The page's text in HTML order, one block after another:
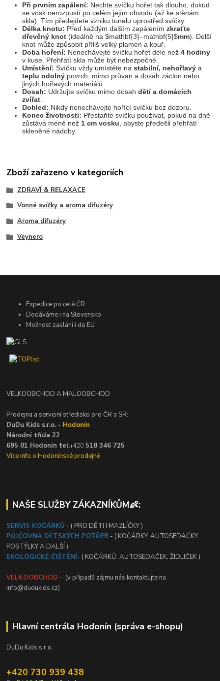
Při prvním zapálení: Nechte svíčku hořet tak dlouho, dokud
se vosk nerozpustí po celém jejím obvodu (až ke stěnám
skla). Tím předejdete vzniku tunelu uprostřed svíčky.
Délka knotu: Před každým dalším zapálenímzkraťte
dřevěný knot (ideálně na$mathbf{3}–mathbf{5}$mm). Delší
knot může způsobit příliš velký plamen a kouř.
Doba hoření: Nenechávejte svíčku hořet déle než4 hodiny
v kuse. Přehřátí skla může být nebezpečné.
Umístění: Svíčku vždy umístěte nastabilní, nehořlavý a
teplu odolný povrch, mimo průvan a dosah záclon nebo
jiných hořlavých materiálů.
Dosah: Udržujte svíčku mimo dosahdětí a domácích
zvířat
Dohled: Nikdy nenechávejte hořící svíčku bez dozoru.
Konec životnosti: Přestaňte svíčku používat, pokud na dně
zůstává méně než 1 cm vosku , abyste předešli přehřátí
skleněné nádoby.
Zboží zařazeno v kategoriích
ZDRAVÍ & RELAXACE
Vonné svíčky a aroma difuzéry
Aroma difuzéry
Veynero
Expedice po celé ČR
Dodáváme i na Slovensko
Možnost zaslání i do EU
VELKOOBCHOD A MALOOBCHOD
Prodejna a servisní středisko pro ČR a SR:
DuDu Kids s.r.o. - Hodonín
Národní třída 22
695 01 Hodonín tel.+420 518 346 725
Vice info o Hodonínské prodejně
NAŠE SLUŽBY ZÁKAZNÍKŮM👶:
SERVIS KOČÁRKŮ - ( PRO DĚTI I MAZLÍČKY )
PŮJČOVNA DĚTSKÝCH POTŘEB - ( KOČÁRKY, AUTOSEDAČKY,
POSTÝLKY A DALŠÍ )
EKOLOGICKÉ ČIŠTĚNÍ- ( KOČÁRKŮ, AUTOSEDAČEK, ŽIDLIČEK )
VELKOOBCHOD - (v případě zájmu nás kontaktujte na
info@dudukids.cz)
Hlavní centrála Hodonín (správa e-shopu)
DuDu Kids s.r.o.
+420 730 939 438